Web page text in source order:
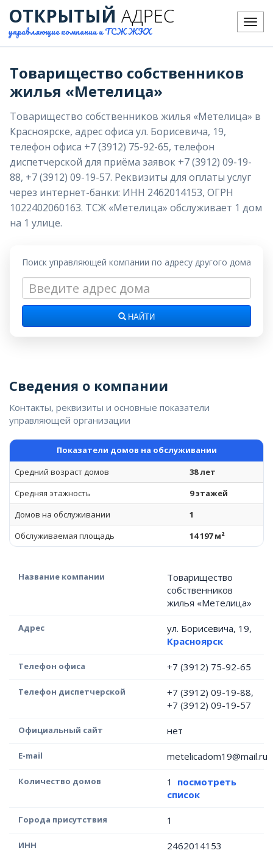
Меню
ОТКРЫТЫЙ АДРЕС
управляющие компании и ТСЖ ЖКХ
Товарищество собственников
жилья «Метелица»
Товарищество собственников жилья «Метелица» в
Красноярске, адрес офиса ул. Борисевича, 19,
телефон офиса +7 (3912) 75-92-65, телефон
диспетчерской для приёма заявок +7 (3912) 09-19-
88, +7 (3912) 09-19-57. Реквизиты для оплаты услуг
через интернет-банки: ИНН 2462014153, ОГРН
1022402060163. ТСЖ «Метелица» обслуживает 1 дом
на 1 улице.
Поиск управляющей компании по адресу другого дома
НАЙТИ
Сведения о компании
Контакты, реквизиты и основные показатели
управляющей организации
Показатели домов на обслуживании
Средний возраст домов
38 лет
Средняя этажность
9 этажей
Домов на обслуживании
1
Обслуживаемая площадь
14 197 м²
Название компании
Товарищество
собственников
жилья «Метелица»
Адрес
ул. Борисевича, 19,
Красноярск
Телефон офиса +7 (3912) 75-92-65
Телефон диспетчерской
+7 (3912) 09-19-88,
+7 (3912) 09-19-57
Официальный сайт нет
E-mail metelicadom19@mail.ru
Количество домов 1 посмотреть
список
Города присутствия 1
ИНН 2462014153